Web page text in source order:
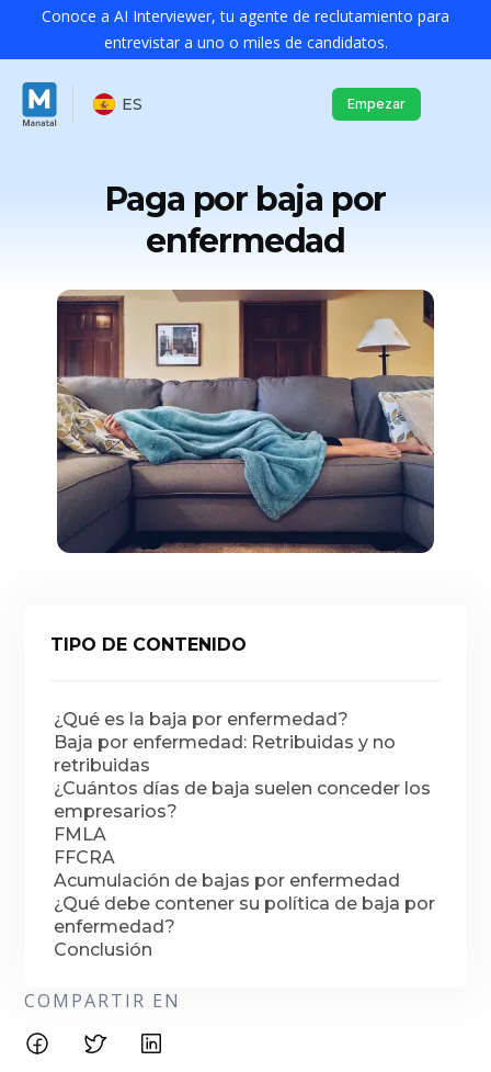
Conoce a AI Interviewer, tu agente de reclutamiento para
entrevistar a uno o miles de candidatos.
ES Empezar
Paga por baja por
enfermedad
TIPO DE CONTENIDO
¿Qué es la baja por enfermedad?
Baja por enfermedad: Retribuidas y no
retribuidas
¿Cuántos días de baja suelen conceder los
empresarios?
FMLA
FFCRA
Acumulación de bajas por enfermedad
¿Qué debe contener su política de baja por
enfermedad?
Conclusión
COMPARTIR EN